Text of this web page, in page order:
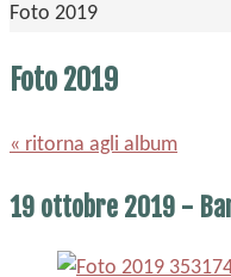
Home
Foto 2019
Foto 2019
« ritorna agli album
19 ottobre 2019 -